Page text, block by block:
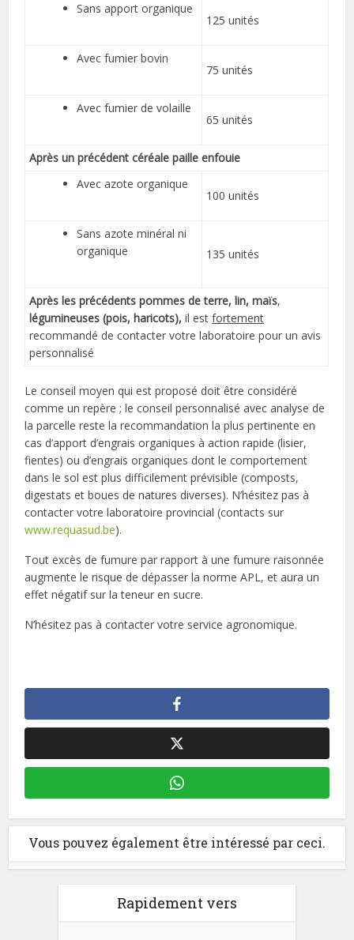
Sans apport organique
125 unités
Avec fumier bovin
75 unités
Avec fumier de volaille
65 unités
Après un précédent céréale paille enfouie
Avec azote organique
100 unités
Sans azote minéral ni
organique
135 unités
Après les précédents pommes de terre, lin, maïs,
légumineuses (pois, haricots),il estfortement
recommandé de contacter votre laboratoire pour un avis
personnalisé
Le conseil moyen qui est proposé doit être considéré
comme un repère ; le conseil personnalisé avec analyse de
la parcelle reste la recommandation la plus pertinente en
cas d’apport d’engrais organiques à action rapide (lisier,
fientes) ou d’engrais organiques dont le comportement
dans le sol est plus difficilement prévisible (composts,
digestats et boues de natures diverses). N’hésitez pas à
contacter votre laboratoire provincial (contacts sur
www.requasud.be).
Tout excès de fumure par rapport à une fumure raisonnée
augmente le risque de dépasser la norme APL, et aura un
effet négatif sur la teneur en sucre.
N’hésitez pas à contacter votre service agronomique.
Vous pouvez également être intéressé par ceci.
Rapidement vers